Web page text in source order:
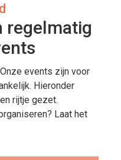
regelmatig
events zijn voor
Hieronder
rijtje gezet.
Laat het